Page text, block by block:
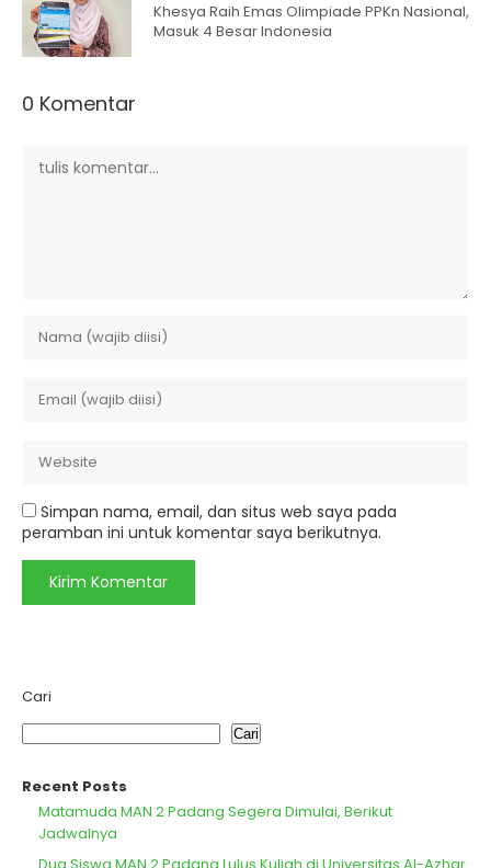
Khesya Raih Emas Olimpiade PPKn Nasional,
Masuk 4 Besar Indonesia
0 Komentar
Simpan nama, email, dan situs web saya pada
peramban ini untuk komentar saya berikutnya.
Cari
Cari
Recent Posts
Matamuda MAN 2 Padang Segera Dimulai, Berikut
Jadwalnya